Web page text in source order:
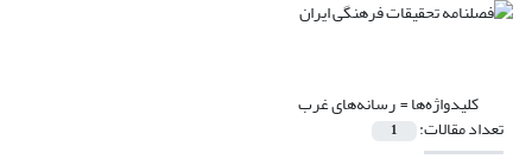
کلیدواژه‌ها =‌ رسانه‌های غرب
تعداد مقالات: 1